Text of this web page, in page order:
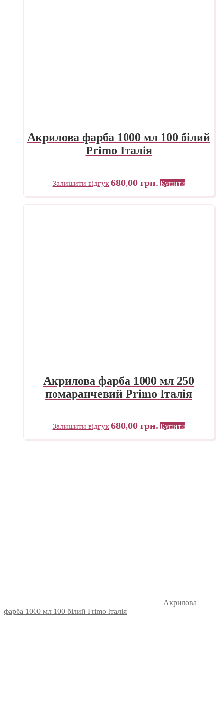
Акрилова фарба 1000 мл 100 білий
Primo Італія
Залишити відгук 680,00 грн. Купити
Акрилова фарба 1000 мл 250
помаранчевий Primo Італія
Залишити відгук 680,00 грн. Купити
Акрилова
фарба 1000 мл 100 білий Primo Італія